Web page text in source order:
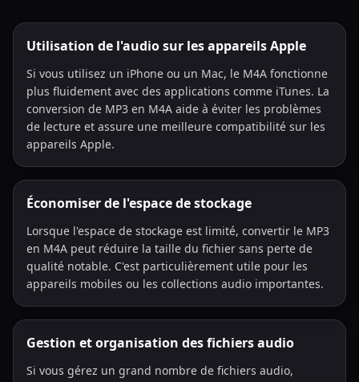
Utilisation de l'audio sur les appareils Apple
Si vous utilisez un iPhone ou un Mac, le M4A fonctionne
plus fluidement avec des applications comme iTunes. La
conversion de MP3 en M4A aide à éviter les problèmes
de lecture et assure une meilleure compatibilité sur les
appareils Apple.
Économiser de l'espace de stockage
Lorsque l'espace de stockage est limité, convertir le MP3
en M4A peut réduire la taille du fichier sans perte de
qualité notable. C'est particulièrement utile pour les
appareils mobiles ou les collections audio importantes.
Gestion et organisation des fichiers audio
Si vous gérez un grand nombre de fichiers audio,